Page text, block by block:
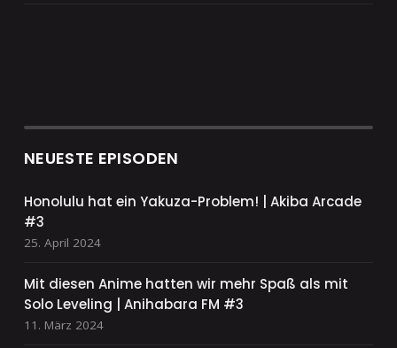
NEUESTE EPISODEN
Honolulu hat ein Yakuza-Problem! | Akiba Arcade
#3
25. April 2024
Mit diesen Anime hatten wir mehr Spaß als mit
Solo Leveling | Anihabara FM #3
11. März 2024